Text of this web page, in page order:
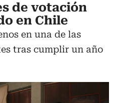
de votación
en Chile
en una de las
tras cumplir un año